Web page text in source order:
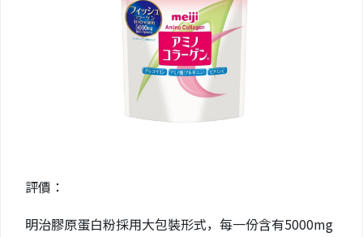
評價：
明治膠原蛋白粉採用大包裝形式，每一份含有5000mg